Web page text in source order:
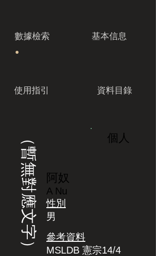
數據檢索 基本信息
使用指引 資料目錄
（暫無對應文字） 個人
阿奴
A Nu
性別
男
參考資料
MSLDB 憲宗14/4